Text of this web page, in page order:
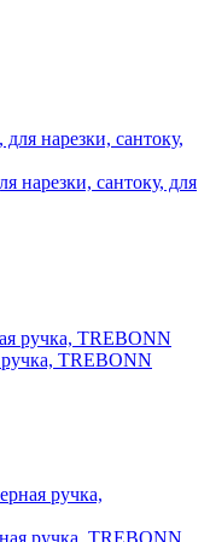
нарезки, сантоку, для
TREBONN
ручка, TREBONN